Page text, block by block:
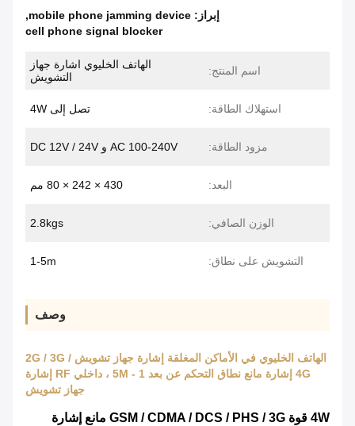
إبراز: mobile phone jamming device
,
cell phone signal blocker
اسم المنتج:
الهاتف الخليوي اشارة جهاز
التشويش
استهلاك الطاقة: تصل إلى 4W
مزود الطاقة: AC 100-240V و DC 12V / 24V
البعد: 430 × 242 × 80 مم
الوزن الصافي: 2.8kgs
التشويش على نطاق: 1-5m
وصف
الهاتف الخليوي في الأماكن المغلقة إشارة جهاز تشويش 2G / 3G /
4G إشارة مانع نطاق التحكم عن بعد 1 - 5M ، داخلي RF إشارة
جهاز تشويش
4W قوة GSM / CDMA / DCS / PHS / 3G مانع إشارة